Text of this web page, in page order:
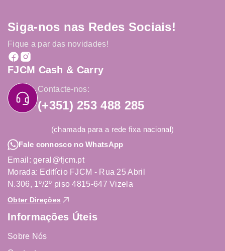
Siga-nos nas Redes Sociais!
Fique a par das novidades!
FJCM Cash & Carry
Contacte-nos:
(+351) 253 488 285
(chamada para a rede fixa nacional)
Fale connosco no WhatsApp
Email: geral@fjcm.pt
Morada: Edifício FJCM - Rua 25 Abril
N.306, 1º/2º piso 4815-647 Vizela
Obter Direções
Informações Úteis
Sobre Nós